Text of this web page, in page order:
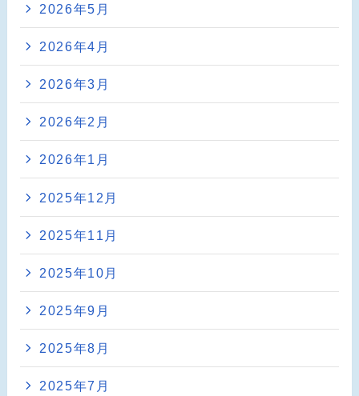
2026年5月
2026年4月
2026年3月
2026年2月
2026年1月
2025年12月
2025年11月
2025年10月
2025年9月
2025年8月
2025年7月